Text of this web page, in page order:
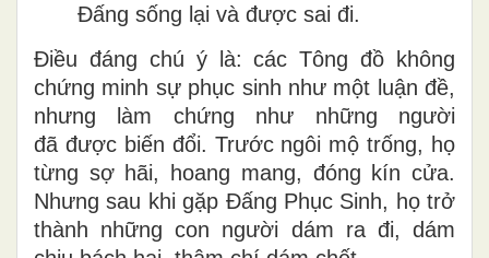
Đấng sống lại và được sai đi.
Điều đáng chú ý là: các Tông đồ không
chứng minh sự phục sinh như một luận đề,
nhưng làm chứng như những người
đã được biến đổi. Trước ngôi mộ trống, họ
từng sợ hãi, hoang mang, đóng kín cửa.
Nhưng sau khi gặp Đấng Phục Sinh, họ trở
thành những con người dám ra đi, dám